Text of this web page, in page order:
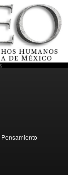
Pensamiento